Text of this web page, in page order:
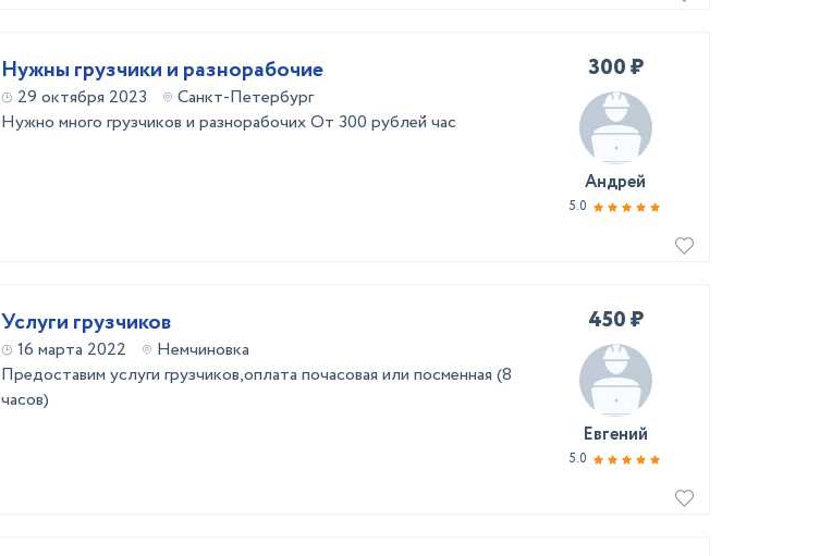
Нужны грузчики и разнорабочие
29 октября 2023
Санкт-Петербург
Нужно много грузчиков и разнорабочих От 300 рублей час
300 ₽
Андрей
5.0
Услуги грузчиков
16 марта 2022
Немчиновка
Предоставим услуги грузчиков,оплата почасовая или посменная (8
часов)
450 ₽
Евгений
5.0